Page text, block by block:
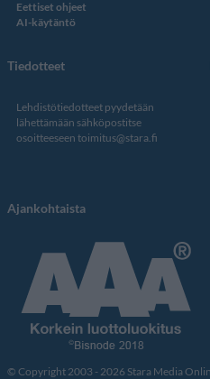
Eettiset ohjeet
AI-käytäntö
Tiedotteet
Lehdistötiedotteet pyydetään
lähettämään sähköpostitse
osoitteeseen toimitus@stara.fi
Ajankohtaista
© Copyright 2003 - 2026 Stara Media